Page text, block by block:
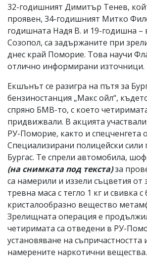
за
коментар,
моля
сигнализирайте
32-годишният Димитър Тенев,
проявен, 34-годишният Митко
годишната Надя В. и 19-годишна –
Созопол, са задържаните при
днес край Поморие. Това научи
отлично информирани източници.
Екшънът се разигра на пътя за
бензиностанция „Макс ойл“,
спряно БМВ-то, с което
придвижвали. В акцията
РУ-Поморие, както и спецченгета
Специализирани полицейски
Бургас. Те спрели автомобила,
(на снимката под текста)за
са намерили и иззели съцветия от
тревна маса с тегло 1 кг и свивка с
кристалообразно вещество
Зрелищната операция е
четиримата са отведени в РУ-
установяване на
намерените наркотични вещества.